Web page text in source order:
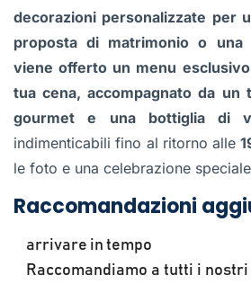
decorazioni personalizzate per
proposta di matrimonio o una
viene offerto un menu
tua cena, accompagnato da un
gourmet e una bottiglia di
indimenticabili fino al ritorno alle
le foto e una celebrazione
Raccomandazioni
arrivare in tempo
Raccomandiamo a tutti i